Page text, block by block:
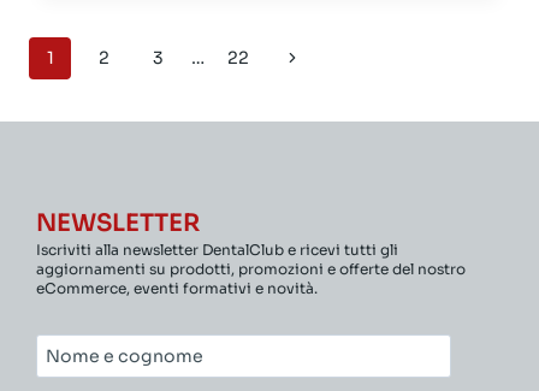
Navigazione
1 2 3 … 22
Pagina
NEWSLETTER
Iscriviti alla newsletter DentalClub e ricevi tutti gli
aggiornamenti su prodotti, promozioni e offerte del nostro
eCommerce, eventi formativi e novità.
Nome
e